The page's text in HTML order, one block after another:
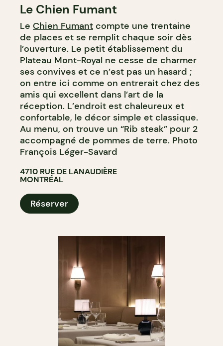
Le Chien Fumant
Le Chien Fumant compte une trentaine
de places et se remplit chaque soir dès
l’ouverture. Le petit établissement du
Plateau Mont-Royal ne cesse de charmer
ses convives et ce n’est pas un hasard ;
on entre ici comme on entrerait chez des
amis qui excellent dans l’art de la
réception. L’endroit est chaleureux et
confortable, le décor simple et classique.
Au menu, on trouve un “Rib steak” pour 2
accompagné de pommes de terre. Photo
François Léger-Savard
4710 RUE DE LANAUDIÈRE
MONTRÉAL
Réserver